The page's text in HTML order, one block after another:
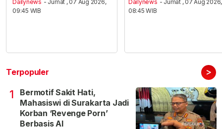
Dailynews - Jumat , 07 Aug 2026,
09:45 WIB
Dailynews - Jumat , 07 Aug 2026,
08:45 WIB
Terpopuler >
1
Bermotif Sakit Hati,
Mahasiswi di Surakarta Jadi
Korban ‘Revenge Porn’
Berbasis AI